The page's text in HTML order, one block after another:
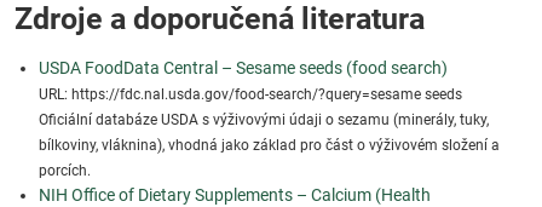
Zdroje a doporučená literatura
USDA FoodData Central – Sesame seeds (food search)
URL: https://fdc.nal.usda.gov/food-search/?query=sesame seeds
Oficiální databáze USDA s výživovými údaji o sezamu (minerály, tuky,
bílkoviny, vláknina), vhodná jako základ pro část o výživovém složení a
porcích.
NIH Office of Dietary Supplements – Calcium (Health